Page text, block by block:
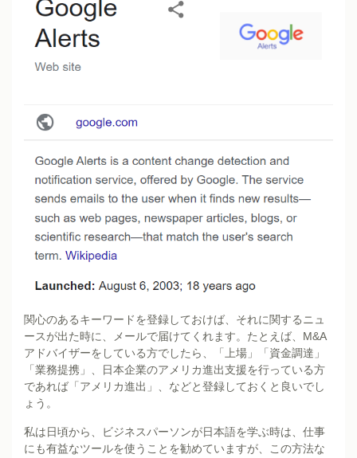
関心のあるキーワードを登録しておけば、それに関するニュ
ースが出た時に、メールで届けてくれます。たとえば、M&A
アドバイザーをしている方でしたら、「上場」「資金調達」
「業務提携」、日本企業のアメリカ進出支援を行っている方
であれば「アメリカ進出」、などと登録しておくと良いでし
ょう。
私は日頃から、ビジネスパーソンが日本語を学ぶ時は、仕事
にも有益なツールを使うことを勧めていますが、この方法な